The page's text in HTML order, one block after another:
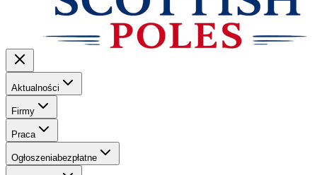
Aktualności
Firmy
Praca
Ogłoszeniabezpłatne